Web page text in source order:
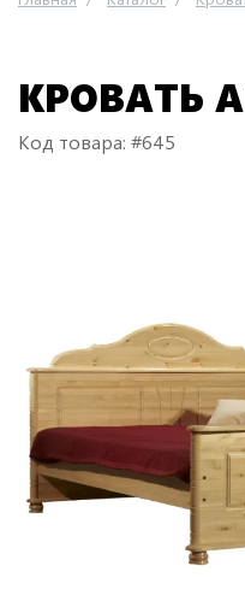
КРОВАТЬ
Код товара: #645